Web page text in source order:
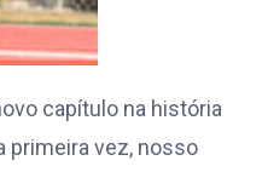
capítulo na história
primeira vez, nosso